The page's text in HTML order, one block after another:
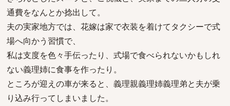
通費をなんとか捻出して。
夫の実家地方では、花嫁は家で衣装を着けてタクシーで式
場へ向かう習慣で、
私は支度を色々手伝ったり、式場で食べられないかもしれ
ない義理姉に食事を作ったり。
ところが迎えの車が来ると、義理親義理姉義理弟と夫が乗
り込み行ってしまいました。